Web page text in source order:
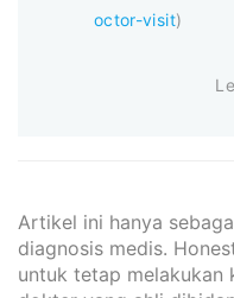
octor-visit)
Artikel ini hanya
diagnosis medis.
untuk tetap melakukan